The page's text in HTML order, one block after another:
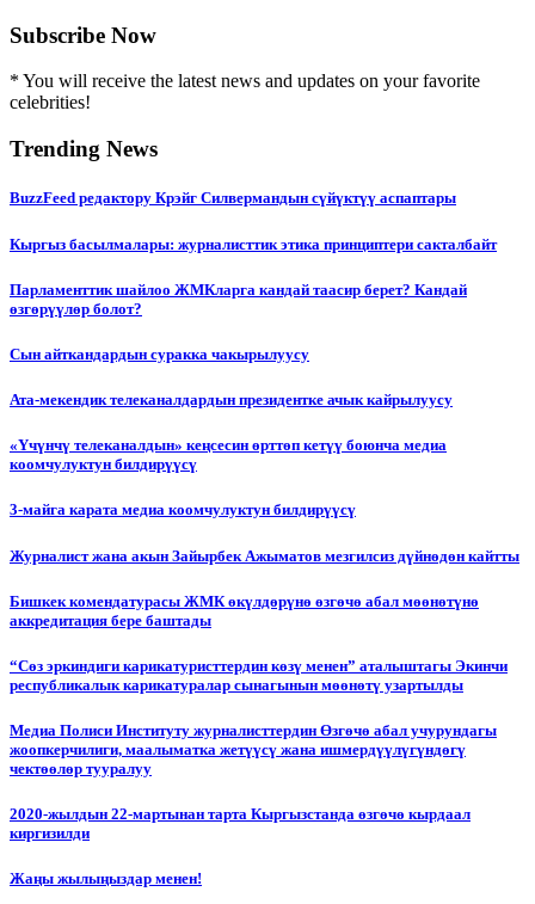
Subscribe Now
* You will receive the latest news and updates on your favorite
celebrities!
Trending News
BuzzFeed редактору Крэйг Силвермандын сүйүктүү аспаптары
Кыргыз басылмалары: журналисттик этика принциптери сакталбайт
Парламенттик шайлоо ЖМКларга кандай таасир берет? Кандай
өзгөрүүлөр болот?
Сын айткандардын суракка чакырылуусу
Ата-мекендик телеканалдардын президентке ачык кайрылуусу
«Үчүнчү телеканалдын» кеңсесин өрттөп кетүү боюнча медиа
коомчулуктун билдирүүсү
3-майга карата медиа коомчулуктун билдирүүсү
Журналист жана акын Зайырбек Ажыматов мезгилсиз дүйнөдөн кайтты
Бишкек комендатурасы ЖМК өкүлдөрүнө өзгөчө абал мөөнөтүнө
аккредитация бере баштады
“Сөз эркиндиги карикатуристтердин көзү менен” аталыштагы Экинчи
республикалык карикатуралар сынагынын мөөнөтү узартылды
Медиа Полиси Институту журналисттердин Өзгөчө абал учурундагы
жоопкерчилиги, маалыматка жетүүсү жана ишмердүүлүгүндөгү
чектөөлөр тууралуу
2020-жылдын 22-мартынан тарта Кыргызстанда өзгөчө кырдаал
киргизилди
Жаңы жылыңыздар менен!